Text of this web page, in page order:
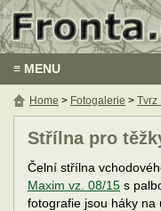
≡ MENU
Střílna pro
Čelní střílna
Maxim vz. 08/15 s
fotografie jsou háky na
Home > Fotogalerie > Tvrz